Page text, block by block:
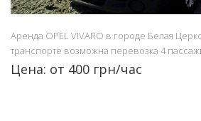
Аренда OPEL VIVARO в городе Белая
транспорте возможна перевозка 4
Цена: от 400 грн/час